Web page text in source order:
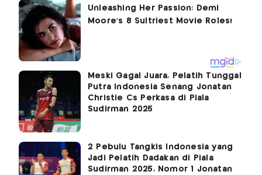
Meski Gagal Juara, Pelatih Tunggal
Putra Indonesia Senang Jonatan
Christie Cs Perkasa di Piala
Sudirman 2025
2 Pebulu Tangkis Indonesia yang
Jadi Pelatih Dadakan di Piala
Sudirman 2025, Nomor 1 Jonatan